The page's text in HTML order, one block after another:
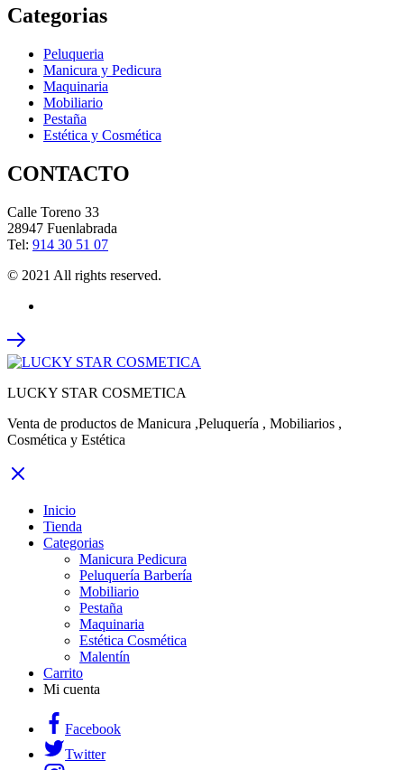
Categorias
Peluqueria
Manicura y Pedicura
Maquinaria
Mobiliario
Pestaña
Estética y Cosmética
CONTACTO
Calle Toreno 33
28947 Fuenlabrada
Tel: 914 30 51 07
© 2021 All rights reserved.
LUCKY STAR COSMETICA
Venta de productos de Manicura ,Peluquería , Mobiliarios ,
Cosmética y Estética
Inicio
Tienda
Categorias
Manicura Pedicura
Peluquería Barbería
Mobiliario
Pestaña
Maquinaria
Estética Cosmética
Malentín
Carrito
Mi cuenta
Facebook
Twitter